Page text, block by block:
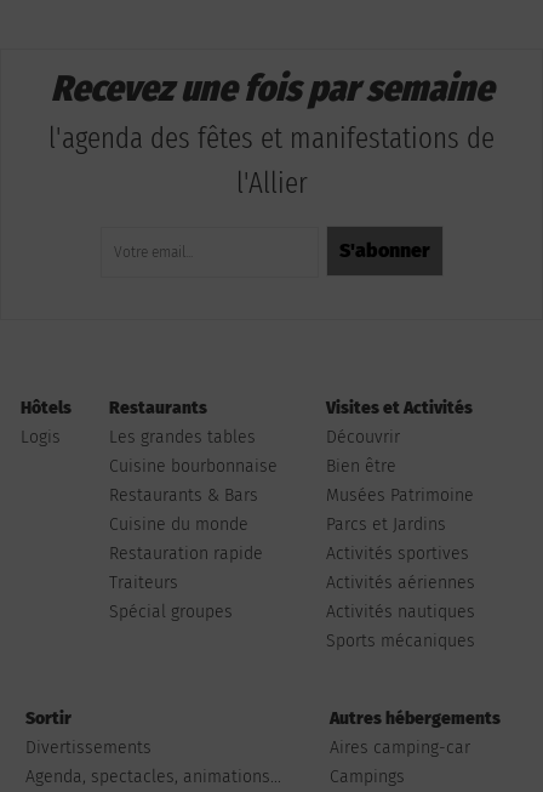
Recevez une fois par semaine
l'agenda des fêtes et manifestations de
l'Allier
Hôtels
Logis
Restaurants
Les grandes tables
Cuisine bourbonnaise
Restaurants & Bars
Cuisine du monde
Restauration rapide
Traiteurs
Spécial groupes
Visites et Activités
Découvrir
Bien être
Musées Patrimoine
Parcs et Jardins
Activités sportives
Activités aériennes
Activités nautiques
Sports mécaniques
Sortir
Divertissements
Agenda, spectacles, animations...
Autres hébergements
Aires camping-car
Campings